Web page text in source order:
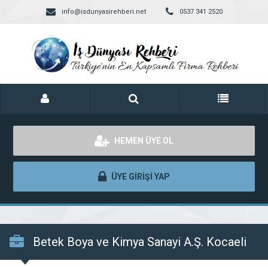
info@isdunyasirehberi.net 0537 341 2520
HEMEN ÜYE OL
ÜYE GİRİŞİ YAP
Betek Boya ve Kimya Sanayi A.Ş. Kocaeli